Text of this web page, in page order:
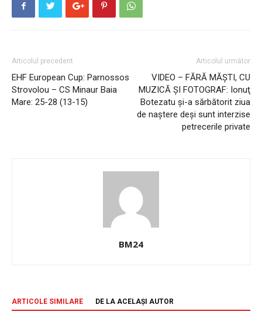
Articolul precedent
EHF European Cup: Parnossos
Strovolou – CS Minaur Baia
Mare: 25-28 (13-15)
Articolul următor
VIDEO – FĂRĂ MĂȘTI, CU
MUZICĂ ȘI FOTOGRAF: Ionuţ
Botezatu și-a sărbătorit ziua
de naștere deși sunt interzise
petrecerile private
BM24
ARTICOLE SIMILARE DE LA ACELAȘI AUTOR